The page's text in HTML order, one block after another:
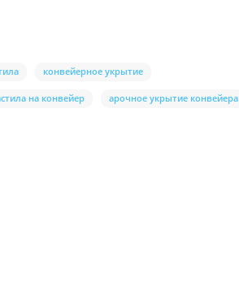
конвейерное укрытие
на конвейер арочное укрытие конвейера